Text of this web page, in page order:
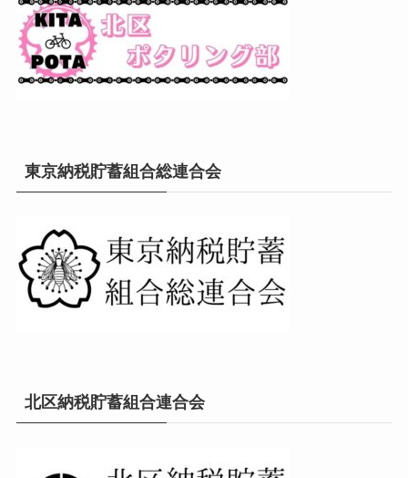
東京納税貯蓄組合総連合会
北区納税貯蓄組合連合会